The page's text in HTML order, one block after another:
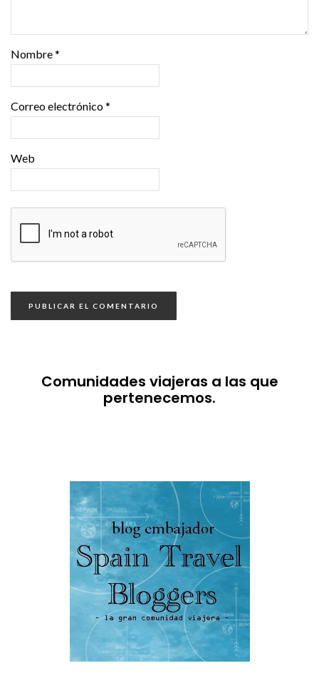
Nombre*
Correo electrónico*
Web
Comunidades viajeras a las que
pertenecemos.